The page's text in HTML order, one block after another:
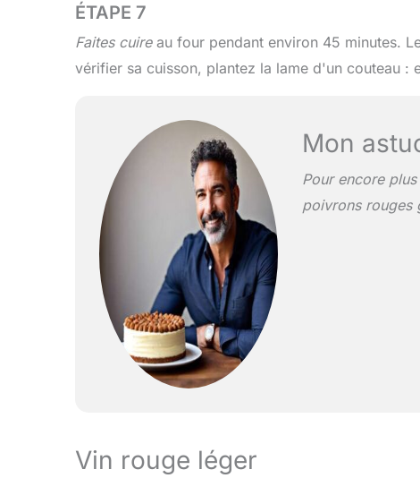
ÉTAPE 7
Faites cuireau four pendant environ 45 minutes.
vérifier sa cuisson, plantez la lame d'un couteau :
Mon
Pour encore
poivrons rouges
Vin rouge léger